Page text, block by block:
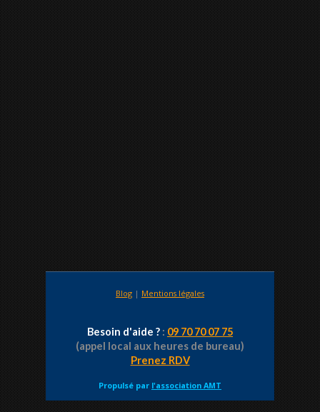
Blog | Mentions légales
Besoin d'aide ? : 09 70 70 07 75
(appel local aux heures de bureau)
Prenez RDV
Propulsé par l'association AMT